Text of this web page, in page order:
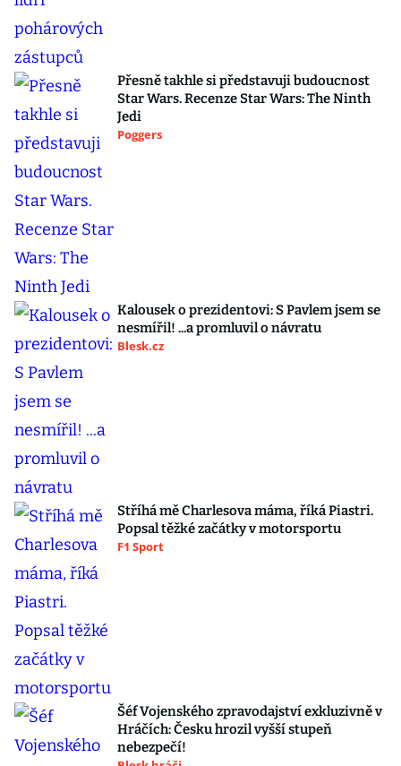
Přesně takhle si představuji budoucnost
Star Wars. Recenze Star Wars: The Ninth
Jedi
Poggers
Kalousek o prezidentovi: S Pavlem jsem se
nesmířil! ...a promluvil o návratu
Blesk.cz
Stříhá mě Charlesova máma, říká Piastri.
Popsal těžké začátky v motorsportu
F1 Sport
Šéf Vojenského zpravodajství exkluzivně v
Hráčích: Česku hrozil vyšší stupeň
nebezpečí!